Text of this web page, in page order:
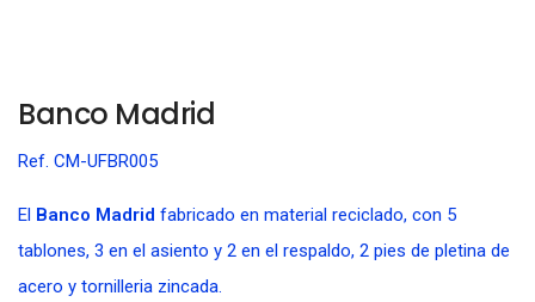
Banco Madrid
Ref. CM-UFBR005
El Banco Madrid fabricado en material reciclado, con 5
tablones, 3 en el asiento y 2 en el respaldo, 2 pies de pletina de
acero y tornilleria zincada.